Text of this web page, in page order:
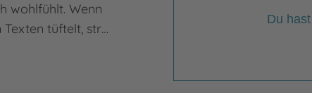
Du
wohlfühlt. Wenn
tüftelt, str…